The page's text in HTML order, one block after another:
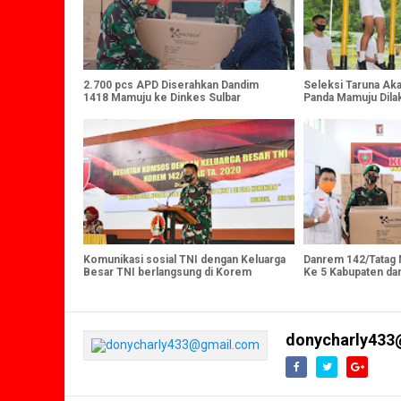
2.700 pcs APD Diserahkan Dandim
1418 Mamuju ke Dinkes Sulbar
Seleksi Taruna
Panda Mamuju
Komunikasi sosial TNI dengan Keluarga
Besar TNI berlangsung di Korem
Danrem 142/
Ke 5 Kabupaten